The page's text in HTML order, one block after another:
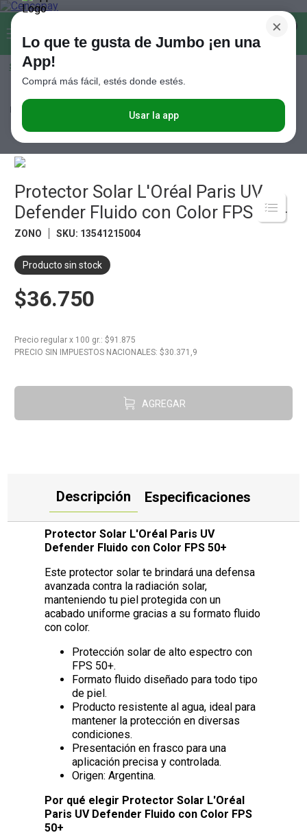
Seleccioná el método de entrega
×
Lo que te gusta de Jumbo ¡en una
App!
Comprá más fácil, estés donde estés.
Usar la app
Perfumería Cuidado de la Piel
Protector Solar L'Oréal Paris UV
Defender Fluido con Color FPS 50+
Protector Solar L'Oréal Paris UV
Defender Fluido con Color FPS 50+
ZONO SKU: 13541215004
Producto sin stock
$36.750
Precio regular x 100 gr.: $91.875
PRECIO SIN IMPUESTOS NACIONALES: $30.371,9
AGREGAR
Descripción Especificaciones
Protector Solar L'Oréal Paris UV
Defender Fluido con Color FPS 50+
Este protector solar te brindará una defensa
avanzada contra la radiación solar,
manteniendo tu piel protegida con un
acabado uniforme gracias a su formato fluido
con color.
Protección solar de alto espectro con
FPS 50+.
Formato fluido diseñado para todo tipo
de piel.
Producto resistente al agua, ideal para
mantener la protección en diversas
condiciones.
Presentación en frasco para una
aplicación precisa y controlada.
Origen: Argentina.
Por qué elegir Protector Solar L'Oréal
Paris UV Defender Fluido con Color FPS
50+
Términos más buscados
.
Valijas
Cerveza
Galletitas
Yerba
Fideos
. Carne